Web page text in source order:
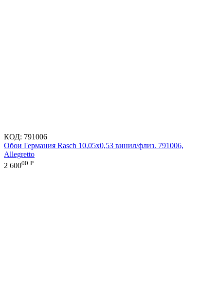
КОД: 791006
Обои Германия Rasch 10,05x0,53 винил/флиз. 791006,
Allegretto
2 60000 Р